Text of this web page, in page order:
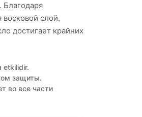
Благодаря
слой.
достигает крайних
etkilidir.
защиты.
во все части